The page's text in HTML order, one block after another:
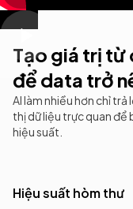
Tạo giá trị từ
để data trở
AI làm nhiều hơn chỉ trả
thị dữ liệu trực quan để
hiệu suất.
Hiệu suất hòm thư